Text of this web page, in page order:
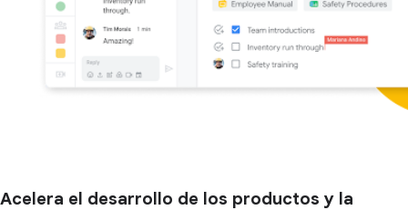
Acelera el desarrollo de los productos y la